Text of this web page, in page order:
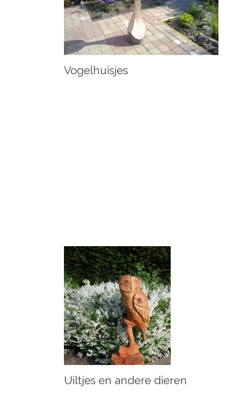
Vogelhuisjes
Uiltjes en andere dieren